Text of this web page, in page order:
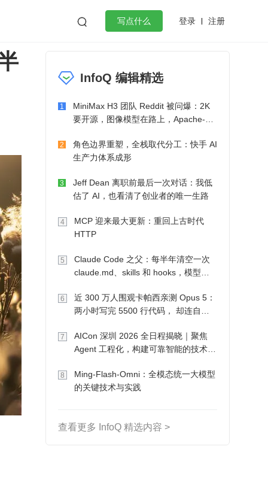
 写点什么 登录 注册
工作
微服务架构 flutter
InfoQ 编辑精选
1
MiniMax H3 团队 Reddit 被问爆：2K
要开源，图像模型在路上，Apache-2.0
2
角色边界重塑，全栈取代分工：快手 AI
生产力体系成形
3
Jeff Dean 离职前最后一次对话：我低
估了 AI，也看清了创业者的唯一生路
4
MCP 迎来最大更新：重回上古时代
HTTP
5
Claude Code 之父：每半年清空一次
claude.md、skills 和 hooks，模型自
6
近 300 万人围观卡帕西亲测 Opus 5：
两小时写完 5500 行代码， 却连自己
7
AICon 深圳 2026 全日程揭晓｜聚焦
Agent 工程化，构建可靠智能的技术路
8
Ming-Flash-Omni：全模态统一大模型
的关键技术与实践
查看更多 InfoQ 精选内容 >